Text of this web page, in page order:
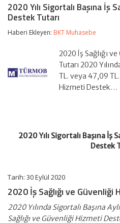
Sigortalı
Başına
Sağlığı
Güvenliği
Hizmeti
Destek
Tutarı
2020 Yılı Sigortalı Başına İş
Destek Tutarı
Haberi Ekleyen: BKT Muhasebe
2020 İş Sağlığı
Tutarı 2020
TL. veya 47,09
Hizmeti Destek…
2020 Yılı Sigortalı Başına İş
Destek
Tarih: 30 Eylül 2020
2020 İş Sağlığı ve
2020 Yılında Sigortalı Başına
Sağlığı ve Güvenliği Hizmeti